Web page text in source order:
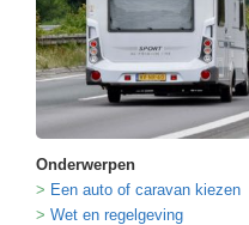
Onderwerpen
Een auto of caravan kiezen
Wet en regelgeving